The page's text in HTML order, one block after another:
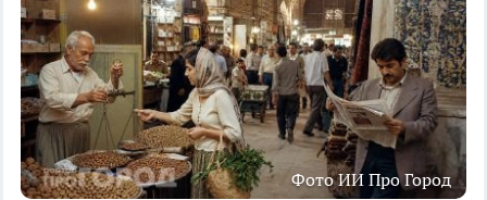
Фото ИИ Про Город